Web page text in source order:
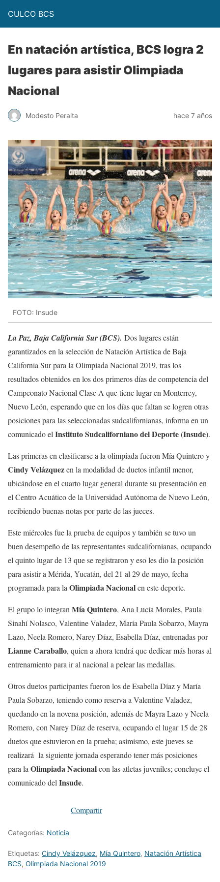
CULCO BCS
En natación artística, BCS logra 2
lugares para asistir Olimpiada
Nacional
Modesto Peralta hace 7 años
FOTO: Insude
La Paz, Baja California Sur (BCS). Dos lugares están
garantizados en la selección de Natación Artística de Baja
California Sur para la Olimpiada Nacional 2019, tras los
resultados obtenidos en los dos primeros días de competencia del
Campeonato Nacional Clase A que tiene lugar en Monterrey,
Nuevo León, esperando que en los días que faltan se logren otras
posiciones para las seleccionadas sudcalifornianas, informa en un
comunicado el Instituto Sudcaliforniano del Deporte(Insude).
Las primeras en clasificarse a la olimpiada fueron Mía Quintero y
Cindy Velázquezen la modalidad de duetos infantil menor,
ubicándose en el cuarto lugar general durante su presentación en
el Centro Acuático de la Universidad Autónoma de Nuevo León,
recibiendo buenas notas por parte de las jueces.
Este miércoles fue la prueba de equipos y también se tuvo un
buen desempeño de las representantes sudcalifornianas, ocupando
el quinto lugar de 13 que se registraron y eso les dio la posición
para asistir a Mérida, Yucatán, del 21 al 29 de mayo, fecha
programada para la Olimpiada Nacionalen este deporte.
El grupo lo integran Mía Quintero, Ana Lucía Morales, Paula
Sinahí Nolasco, Valentine Valadez, María Paula Sobarzo, Mayra
Lazo, Neela Romero, Narey Díaz, Esabella Díaz, entrenadas por
Lianne Caraballo, quien a ahora tendrá que dedicar más horas al
entrenamiento para ir al nacional a pelear las medallas.
Otros duetos participantes fueron los de Esabella Díaz y María
Paula Sobarzo, teniendo como reserva a Valentine Valadez,
quedando en la novena posición, además de Mayra Lazo y Neela
Romero, con Narey Díaz de reserva, ocupando el lugar 15 de 28
duetos que estuvieron en la prueba; asimismo, este jueves se
realizará la siguiente jornada esperando tener más posiciones
para la Olimpiada Nacionalcon las atletas juveniles; concluye el
comunicado del Insude.
Compartir
Categorías: Noticia
Etiquetas: Cindy Velázquez, Mía Quintero, Natación Artística
BCS, Olimpiada Nacional 2019